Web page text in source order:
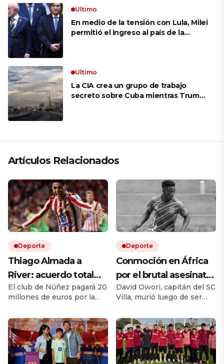
Ultimo
En medio de la tensión con Lula, Milei
permitió el ingreso al país de la
Ultimo
La CIA crea un grupo de trabajo
secreto sobre Cuba mientras Trump
Artículos Relacionados
Deporte
Thiago Almada a
River: acuerdo total
con Atlético de Madrid
y el campeón del
mundo llega por una
cifra récord
El club de Núñez pagará 20
millones de euros por la
Le ganó la pulseada a
Flamengo y es la
transferencia más cara en
la historia del fútbol
argentino. El equipo de
Deporte
Conmoción en África
por el brutal asesinato
de una de las figuras
del fútbol ugandés
David Owori, capitán del SC
Villa, murió luego de ser
durante un asalto ocurrido
en un barrio de Kampala.